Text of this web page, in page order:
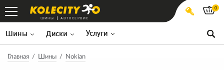
ШИНЫ АВТОСЕРВИС
Шины Диски Услуги
0
Главная Шины Nokian